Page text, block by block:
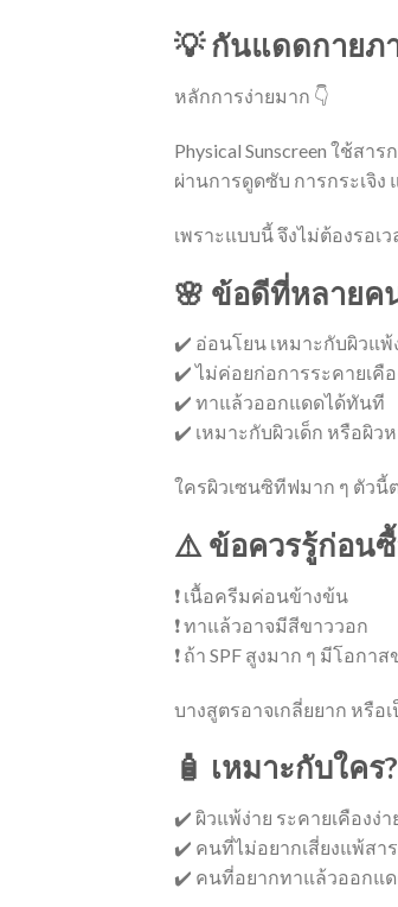
💡 กันแดดกายภ
หลักการง่ายมาก 👇
Physical Sunscreen ใช้ส
ผ่านการดูดซับ การกระเจิ
เพราะแบบนี้ จึงไม่ต้องรอเ
🌸 ข้อดีที่หลายค
✔️ อ่อนโยน เหมาะกับผิวแพ้
✔️ ไม่ค่อยก่อการระคายเคือ
✔️ ทาแล้วออกแดดได้ทันที
✔️ เหมาะกับผิวเด็ก หรือผิว
ใครผิวเซนซิทีฟมาก ๆ ตัวนี้
⚠️ ข้อควรรู้ก่อน
❗ เนื้อครีมค่อนข้างข้น
❗ ทาแล้วอาจมีสีขาววอก
❗ ถ้า SPF สูงมาก ๆ มีโอกา
บางสูตรอาจเกลี่ยยาก หรือ
🧴 เหมาะกับใคร?
✔️ ผิวแพ้ง่าย ระคายเคืองง่า
✔️ คนที่ไม่อยากเสี่ยงแพ้สา
✔️ คนที่อยากทาแล้วออกแด